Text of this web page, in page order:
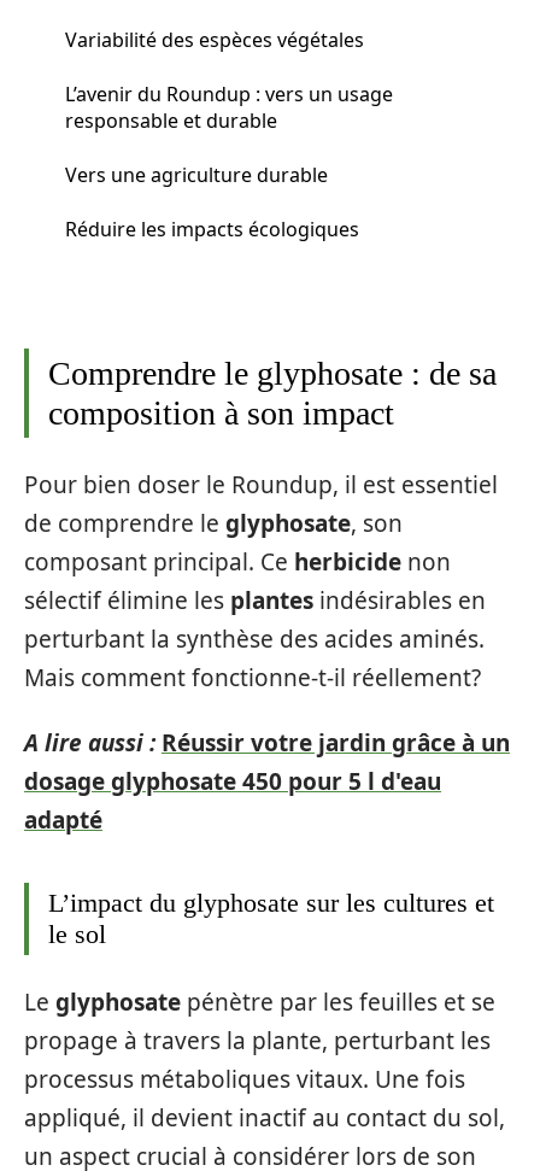
Variabilité des espèces végétales
L’avenir du Roundup : vers un usage
responsable et durable
Vers une agriculture durable
Réduire les impacts écologiques
Comprendre le glyphosate : de sa
composition à son impact
Pour bien doser le Roundup, il est essentiel
de comprendre le glyphosate, son
composant principal. Ce herbicide non
sélectif élimine les plantes indésirables en
perturbant la synthèse des acides aminés.
Mais comment fonctionne-t-il réellement?
A lire aussi : Réussir votre jardin grâce à un
dosage glyphosate 450 pour 5 l d'eau
adapté
L’impact du glyphosate sur les cultures et
le sol
Le glyphosate pénètre par les feuilles et se
propage à travers la plante, perturbant les
processus métaboliques vitaux. Une fois
appliqué, il devient inactif au contact du sol,
un aspect crucial à considérer lors de son